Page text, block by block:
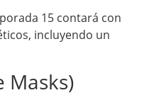
15 contará con
incluyendo un
Masks)